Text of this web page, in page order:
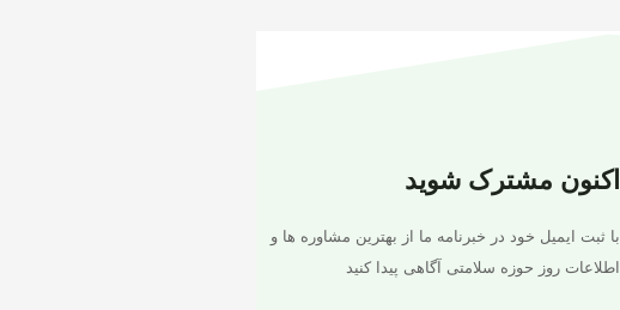
اکنون مشترک شوید
با ثبت ایمیل خود در خبرنامه ما از بهترین مشاوره ها و
اطلاعات روز حوزه سلامتی آگاهی پیدا کنید